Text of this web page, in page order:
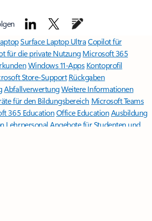
Surface Laptop UltraCopilot für
für die private NutzungMicrosoft 365
Windows 11-Apps Kontoprofil
Store-Support Rückgaben
AbfallverwertungWeitere Informationen
für den Bildungsbereich Microsoft Teams
365 EducationOffice EducationAusbildung
Lehrpersonal Angebote für Studenten und